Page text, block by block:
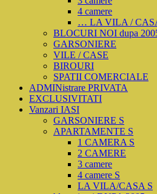
4 camere
… LA VILA /
BLOCURI NOI dupa
GARSONIERE
VILE / CASE
BIROURI
SPATII COMERCIALE
ADMINistrare PRIVATA
EXCLUSIVITATI
Vanzari IASI
GARSONIERE S
APARTAMENTE S
1 CAMERA S
2 CAMERE
3 camere
4 camere S
LA VILA/CASA S